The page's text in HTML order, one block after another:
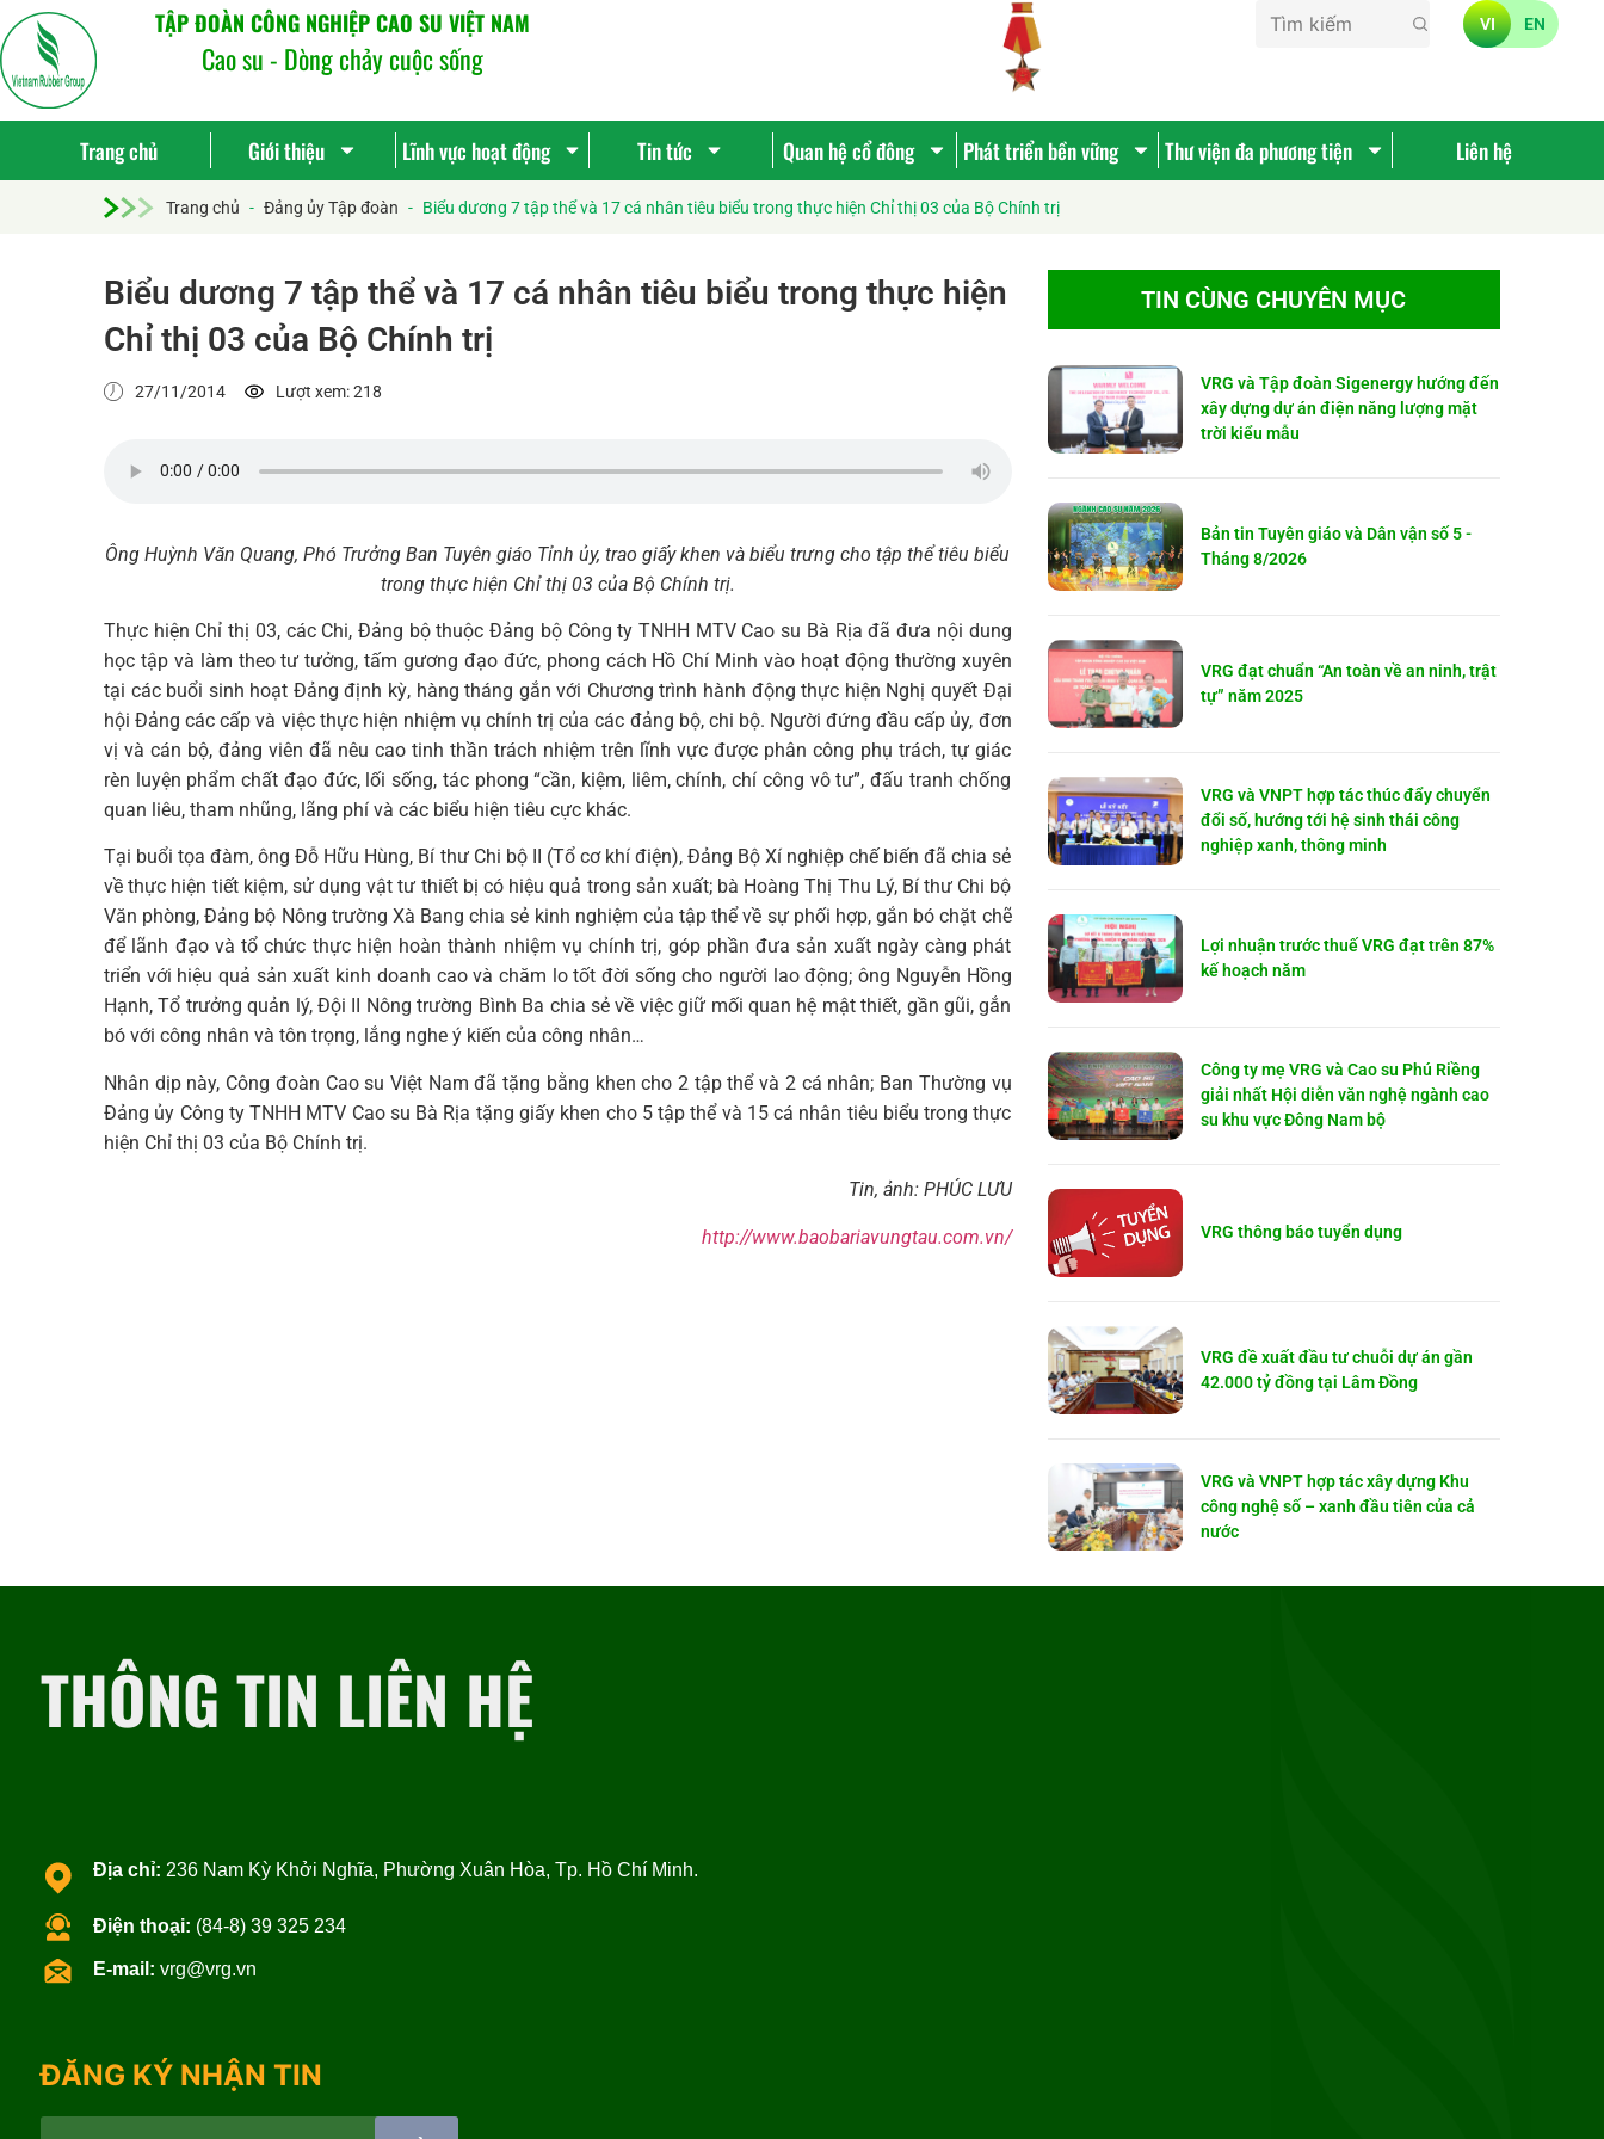
TẬP ĐOÀN CÔNG NGHIỆP CAO SU VIỆT NAM
Cao su - Dòng chảy cuộc sống
VI EN
Trang chủ Giới thiệu Lĩnh vực hoạt động Tin tức Quan hệ cổ đông Phát triển bền vững Thư viện đa phương tiện Liên hệ
Trang chủ - Đảng ủy Tập đoàn - Biểu dương 7 tập thể và 17 cá nhân tiêu biểu trong thực hiện Chỉ thị 03 của Bộ Chính trị
Biểu dương 7 tập thể và 17 cá nhân tiêu biểu trong thực hiện
Chỉ thị 03 của Bộ Chính trị
27/11/2014 Lượt xem: 218
Ông Huỳnh Văn Quang, Phó Trưởng Ban Tuyên giáo Tỉnh ủy, trao giấy khen và biểu trưng cho tập thể tiêu biểu
trong thực hiện Chỉ thị 03 của Bộ Chính trị.
Thực hiện Chỉ thị 03, các Chi, Đảng bộ thuộc Đảng bộ Công ty TNHH MTV Cao su Bà Rịa đã đưa nội dung
học tập và làm theo tư tưởng, tấm gương đạo đức, phong cách Hồ Chí Minh vào hoạt động thường xuyên
tại các buổi sinh hoạt Đảng định kỳ, hàng tháng gắn với Chương trình hành động thực hiện Nghị quyết Đại
hội Đảng các cấp và việc thực hiện nhiệm vụ chính trị của các đảng bộ, chi bộ. Người đứng đầu cấp ủy, đơn
vị và cán bộ, đảng viên đã nêu cao tinh thần trách nhiệm trên lĩnh vực được phân công phụ trách, tự giác
rèn luyện phẩm chất đạo đức, lối sống, tác phong “cần, kiệm, liêm, chính, chí công vô tư”, đấu tranh chống
quan liêu, tham nhũng, lãng phí và các biểu hiện tiêu cực khác.
Tại buổi tọa đàm, ông Đỗ Hữu Hùng, Bí thư Chi bộ II (Tổ cơ khí điện), Đảng Bộ Xí nghiệp chế biến đã chia sẻ
về thực hiện tiết kiệm, sử dụng vật tư thiết bị có hiệu quả trong sản xuất; bà Hoàng Thị Thu Lý, Bí thư Chi bộ
Văn phòng, Đảng bộ Nông trường Xà Bang chia sẻ kinh nghiệm của tập thể về sự phối hợp, gắn bó chặt chẽ
để lãnh đạo và tổ chức thực hiện hoàn thành nhiệm vụ chính trị, góp phần đưa sản xuất ngày càng phát
triển với hiệu quả sản xuất kinh doanh cao và chăm lo tốt đời sống cho người lao động; ông Nguyễn Hồng
Hạnh, Tổ trưởng quản lý, Đội II Nông trường Bình Ba chia sẻ về việc giữ mối quan hệ mật thiết, gần gũi, gắn
bó với công nhân và tôn trọng, lắng nghe ý kiến của công nhân…
Nhân dịp này, Công đoàn Cao su Việt Nam đã tặng bằng khen cho 2 tập thể và 2 cá nhân; Ban Thường vụ
Đảng ủy Công ty TNHH MTV Cao su Bà Rịa tặng giấy khen cho 5 tập thể và 15 cá nhân tiêu biểu trong thực
hiện Chỉ thị 03 của Bộ Chính trị.
Tin, ảnh: PHÚC LƯU
http://www.baobariavungtau.com.vn/
TIN CÙNG CHUYÊN MỤC
VRG và Tập đoàn Sigenergy hướng đến
xây dựng dự án điện năng lượng mặt
trời kiểu mẫu
Bản tin Tuyên giáo và Dân vận số 5 -
Tháng 8/2026
VRG đạt chuẩn “An toàn về an ninh, trật
tự” năm 2025
VRG và VNPT hợp tác thúc đẩy chuyển
đổi số, hướng tới hệ sinh thái công
nghiệp xanh, thông minh
Lợi nhuận trước thuế VRG đạt trên 87%
kế hoạch năm
Công ty mẹ VRG và Cao su Phú Riềng
giải nhất Hội diễn văn nghệ ngành cao
su khu vực Đông Nam bộ
VRG thông báo tuyển dụng
VRG đề xuất đầu tư chuỗi dự án gần
42.000 tỷ đồng tại Lâm Đồng
VRG và VNPT hợp tác xây dựng Khu
công nghệ số – xanh đầu tiên của cả
nước
THÔNG TIN LIÊN HỆ
Địa chỉ: 236 Nam Kỳ Khởi Nghĩa, Phường Xuân Hòa, Tp. Hồ Chí Minh.
Điện thoại: (84-8) 39 325 234
E-mail: vrg@vrg.vn
ĐĂNG KÝ NHẬN TIN
Tìm
kiếm...